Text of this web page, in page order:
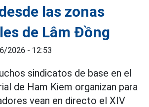
las zonas
de Lâm Đồng
2026 - 12:53
sindicatos de base en el
de Ham Kiem organizan para
vean en directo el XIV